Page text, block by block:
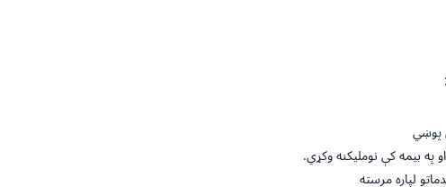
پوښي
په بیمه کې نوملیکنه وکړي.
لپاره مرسته